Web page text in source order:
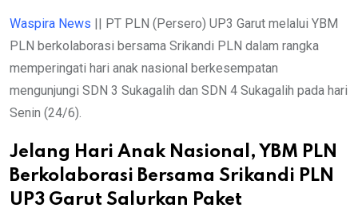
Waspira News || PT PLN (Persero) UP3 Garut melalui YBM
PLN berkolaborasi bersama Srikandi PLN dalam rangka
memperingati hari anak nasional berkesempatan
mengunjungi SDN 3 Sukagalih dan SDN 4 Sukagalih pada hari
Senin (24/6).
Jelang Hari Anak Nasional, YBM PLN
Berkolaborasi Bersama Srikandi PLN
UP3 Garut Salurkan Paket